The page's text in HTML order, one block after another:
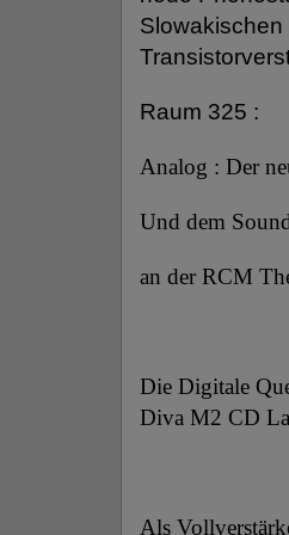
Raum 325 :
Analog : Der
Und dem
an der RCM
Die Digitale
Diva M2 CD
Als